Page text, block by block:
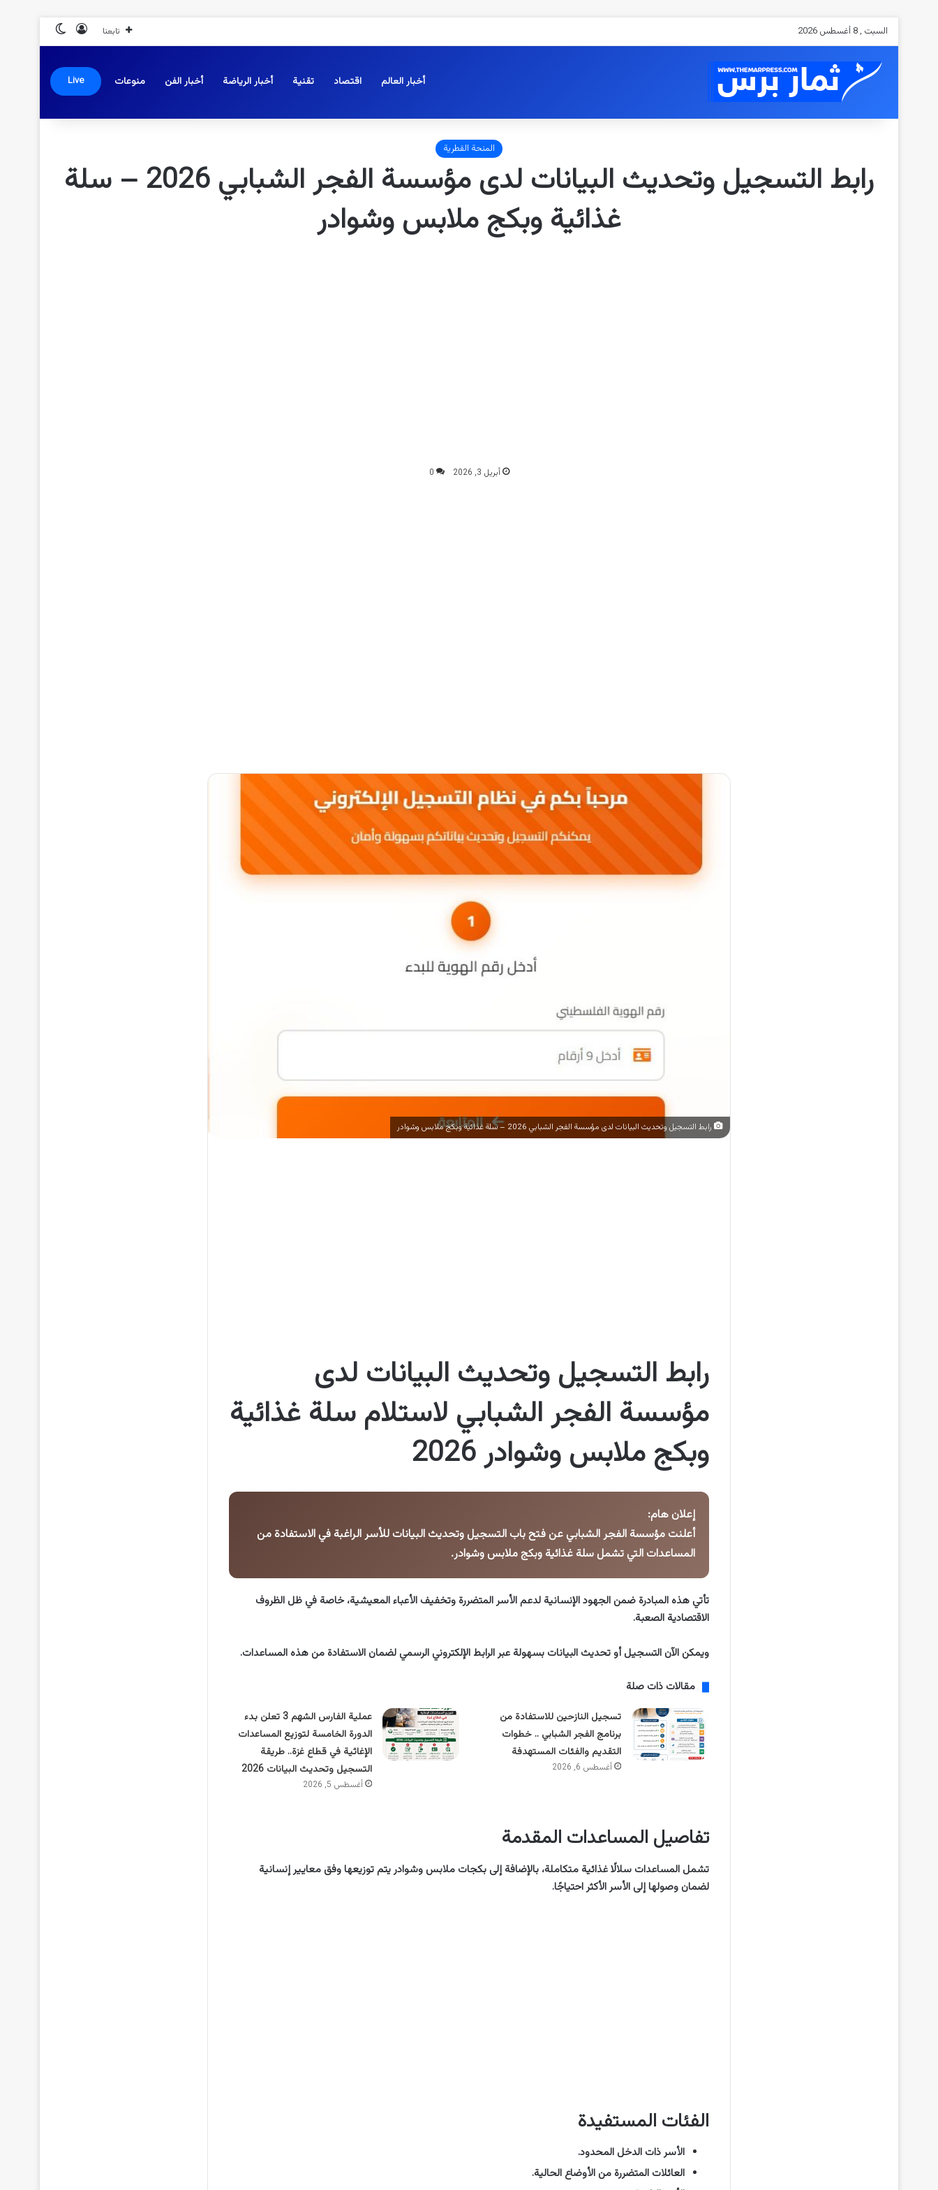
السبت , 8 أغسطس 2026 تابعنا تسجيل الدخول
أخبار العالم اقتصاد تقنية أخبار الرياضة أخبار الفن منوعات Live
المنحة القطرية
رابط التسجيل وتحديث البيانات لدى مؤسسة الفجر الشبابي 2026 – سلة
غذائية وبكج ملابس وشوادر
أبريل 3, 2026 0
رابط التسجيل وتحديث البيانات لدى مؤسسة الفجر الشبابي 2026 – سلة غذائية وبكج ملابس وشوادر
رابط التسجيل وتحديث البيانات لدى
مؤسسة الفجر الشبابي لاستلام سلة غذائية
وبكج ملابس وشوادر 2026
إعلان هام:
أعلنت مؤسسة الفجر الشبابي عن فتح باب التسجيل وتحديث البيانات للأسر الراغبة في الاستفادة من
المساعدات التي تشمل سلة غذائية وبكج ملابس وشوادر.
تأتي هذه المبادرة ضمن الجهود الإنسانية لدعم الأسر المتضررة وتخفيف الأعباء المعيشية، خاصة في ظل الظروف
الاقتصادية الصعبة.
ويمكن الآن التسجيل أو تحديث البيانات بسهولة عبر الرابط الإلكتروني الرسمي لضمان الاستفادة من هذه المساعدات.
مقالات ذات صلة
تسجيل النازحين للاستفادة من
برنامج الفجر الشبابي .. خطوات
التقديم والفئات المستهدفة
أغسطس 6, 2026
عملية الفارس الشهم 3 تعلن بدء
الدورة الخامسة لتوزيع المساعدات
الإغاثية في قطاع غزة.. طريقة
التسجيل وتحديث البيانات 2026
أغسطس 5, 2026
تفاصيل المساعدات المقدمة
تشمل المساعدات سلالًا غذائية متكاملة، بالإضافة إلى بكجات ملابس وشوادر يتم توزيعها وفق معايير إنسانية
لضمان وصولها إلى الأسر الأكثر احتياجًا.
الفئات المستفيدة
الأسر ذات الدخل المحدود.
العائلات المتضررة من الأوضاع الحالية.